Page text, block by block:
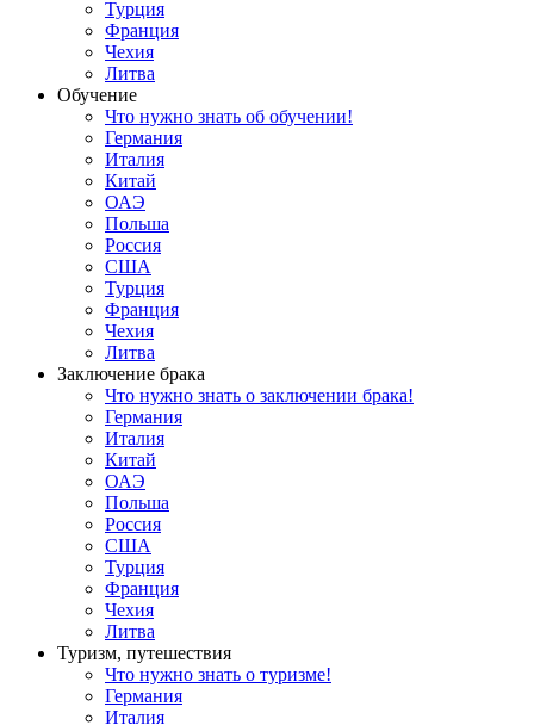
Турция
Франция
Чехия
Литва
Обучение
Что нужно знать об обучении!
Германия
Италия
Китай
ОАЭ
Польша
Россия
США
Турция
Франция
Чехия
Литва
Заключение брака
Что нужно знать о заключении брака!
Германия
Италия
Китай
ОАЭ
Польша
Россия
США
Турция
Франция
Чехия
Литва
Туризм, путешествия
Что нужно знать о туризме!
Германия
Италия